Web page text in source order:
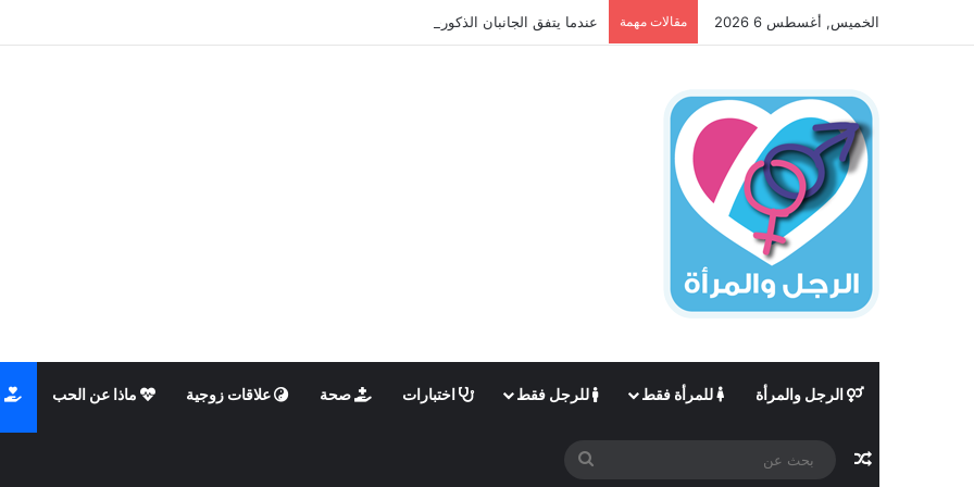
الخميس, أغسطس 6 2026 مقالات مهمة عندما يتفق الجانبان الذكوري والأنثوي داخلنا، ما الذي يحدث؟
الرجل والمرأة للمرأة فقط للرجل فقط اختبارات صحة علاقات زوجية ماذا عن الحب
مقال عشوائي
بحث